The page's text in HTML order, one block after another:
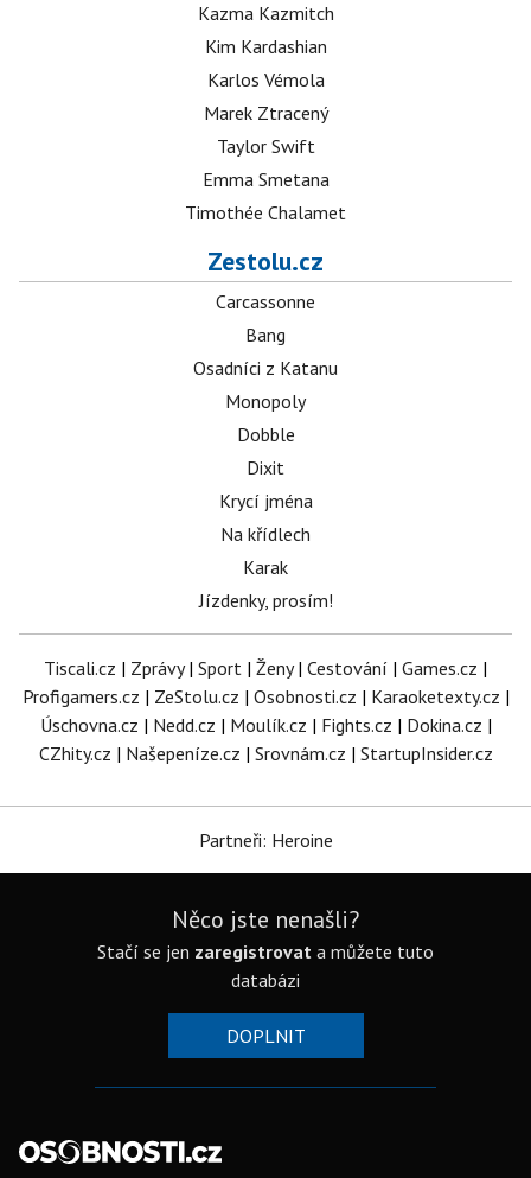
Kazma Kazmitch
Kim Kardashian
Karlos Vémola
Marek Ztracený
Taylor Swift
Emma Smetana
Timothée Chalamet
Zestolu.cz
Carcassonne
Bang
Osadníci z Katanu
Monopoly
Dobble
Dixit
Krycí jména
Na křídlech
Karak
Jízdenky, prosím!
Tiscali.cz | Zprávy| Sport | Ženy| Cestování | Games.cz |
Profigamers.cz | ZeStolu.cz | Osobnosti.cz | Karaoketexty.cz |
Úschovna.cz | Nedd.cz | Moulík.cz | Fights.cz | Dokina.cz |
CZhity.cz | Našepeníze.cz | Srovnám.cz | StartupInsider.cz
Partneři: Heroine
Něco jste nenašli?
Stačí se jen zaregistrovat a můžete tuto
databázi
DOPLNIT